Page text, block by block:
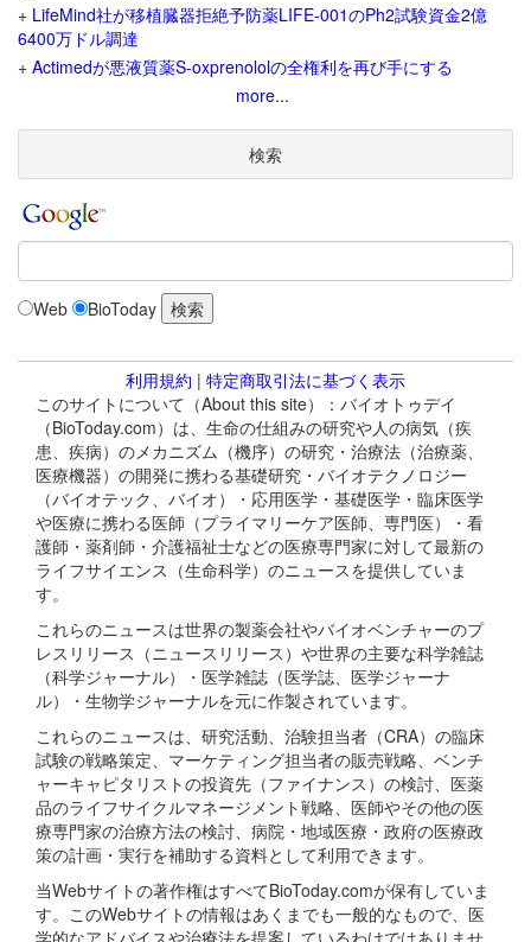
+ LifeMind社が移植臓器拒絶予防薬LIFE-001のPh2試験資金2億
6400万ドル調達
+ Actimedが悪液質薬S-oxprenololの全権利を再び手にする
more...
検索
Web BioToday
利用規約 | 特定商取引法に基づく表示
このサイトについて（About this site）：バイオトゥデイ
（BioToday.com）は、生命の仕組みの研究や人の病気（疾
患、疾病）のメカニズム（機序）の研究・治療法（治療薬、
医療機器）の開発に携わる基礎研究・バイオテクノロジー
（バイオテック、バイオ）・応用医学・基礎医学・臨床医学
や医療に携わる医師（プライマリーケア医師、専門医）・看
護師・薬剤師・介護福祉士などの医療専門家に対して最新の
ライフサイエンス（生命科学）のニュースを提供していま
す。
これらのニュースは世界の製薬会社やバイオベンチャーのプ
レスリリース（ニュースリリース）や世界の主要な科学雑誌
（科学ジャーナル）・医学雑誌（医学誌、医学ジャーナ
ル）・生物学ジャーナルを元に作製されています。
これらのニュースは、研究活動、治験担当者（CRA）の臨床
試験の戦略策定、マーケティング担当者の販売戦略、ベンチ
ャーキャピタリストの投資先（ファイナンス）の検討、医薬
品のライフサイクルマネージメント戦略、医師やその他の医
療専門家の治療方法の検討、病院・地域医療・政府の医療政
策の計画・実行を補助する資料として利用できます。
当Webサイトの著作権はすべてBioToday.comが保有していま
す。このWebサイトの情報はあくまでも一般的なもので、医